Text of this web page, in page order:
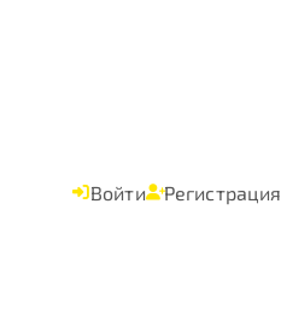
Войти Регистрация